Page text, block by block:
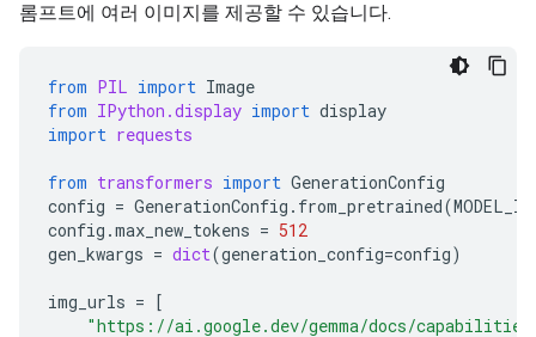
롬프트에 여러 이미지를 제공할 수 있습니다.
from PIL import Image
from IPython.display import display
import requests
from transformers import GenerationConfig
config = GenerationConfig . from_pretrained(MODEL_ID
config .max_new_tokens = 512
gen_kwargs = dict(generation_config=config)
img_urls = [
"https://ai.google.dev/gemma/docs/